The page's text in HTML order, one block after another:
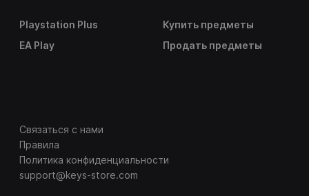
Playstation Plus
EA Play
Купить предметы
Продать предметы
Связаться с нами
Правила
Политика конфиденциальности
support@keys-store.com